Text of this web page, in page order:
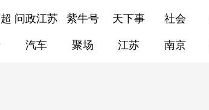
问政江苏 紫牛号 天下事 社会
汽车 聚场 江苏 南京